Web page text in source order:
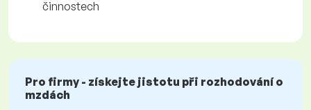
činnostech
Pro firmy - získejte jistotu při rozhodování o
mzdách